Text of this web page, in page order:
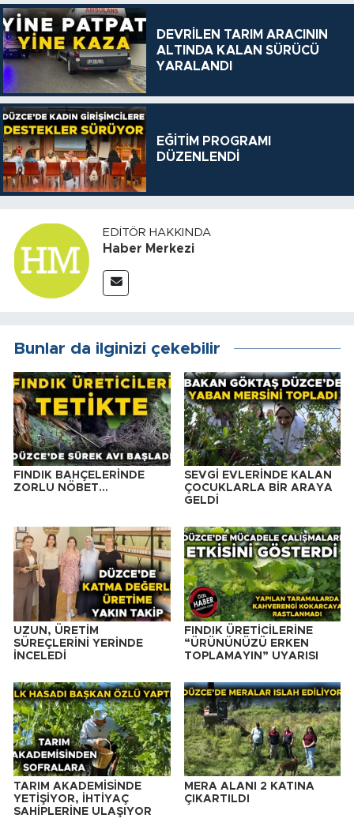
DEVRİLEN TARIM ARACININ
ALTINDA KALAN SÜRÜCÜ
YARALANDI
EĞİTİM PROGRAMI
DÜZENLENDİ
EDITÖR HAKKINDA
Haber Merkezi
Bunlar da ilginizi çekebilir
FINDIK BAHÇELERİNDE
ZORLU NÖBET…
SEVGİ EVLERİNDE KALAN
ÇOCUKLARLA BİR ARAYA
GELDİ
UZUN, ÜRETİM
SÜREÇLERİNİ YERİNDE
İNCELEDİ
FINDIK ÜRETİCİLERİNE
“ÜRÜNÜNÜZÜ ERKEN
TOPLAMAYIN” UYARISI
TARIM AKADEMİSİNDE
YETİŞİYOR, İHTİYAÇ
SAHİPLERİNE ULAŞIYOR
MERA ALANI 2 KATINA
ÇIKARTILDI